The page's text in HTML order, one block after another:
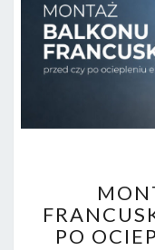
PO